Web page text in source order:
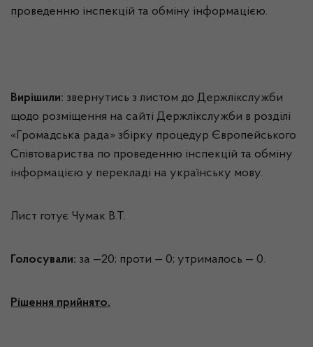
проведенню інспекцій та обміну інформацією.
Вирішили: звернутись з листом до Держлікслужби
щодо розміщення на сайті Держлікслужби в розділі
«Громадська рада» збірку процедур Європейського
Співтовариства по проведенню інспекцій та обміну
інформацією у перекладі на українську мову.
Лист готує Чумак В.Т.
Голосували: за —20; проти — 0; утрималось — 0.
Рішення прийнято.